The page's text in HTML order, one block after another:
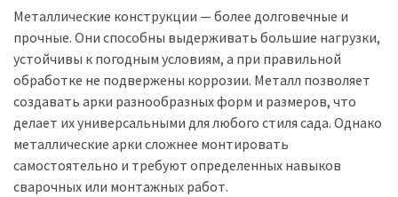
Металлические конструкции — более долговечные и
прочные. Они способны выдерживать большие нагрузки,
устойчивы к погодным условиям, а при правильной
обработке не подвержены коррозии. Металл позволяет
создавать арки разнообразных форм и размеров, что
делает их универсальными для любого стиля сада. Однако
металлические арки сложнее монтировать
самостоятельно и требуют определенных навыков
сварочных или монтажных работ.